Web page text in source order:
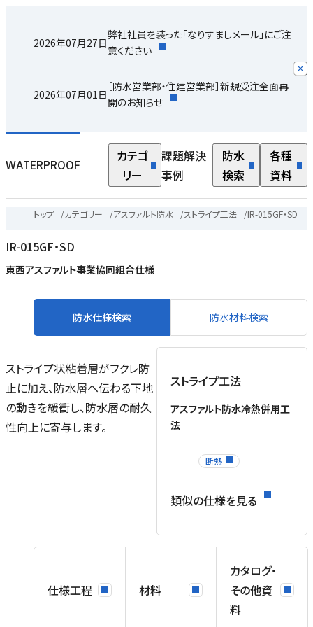
2026年07月27日
弊社社員を装った「なりすましメール」にご注
意ください
2026年07月01日
［防水営業部・住建営業部］新規受注全面再
開のお知らせ
WATERPROOF
カテゴ
リー
課題解決
事例
防水
検索
各種
資料
トップ /カテゴリー /アスファルト防水 /ストライプ工法 /IR-015GF・SD
IR-015GF・SD
東西アスファルト事業協同組合仕様
防水仕様検索 防水材料検索
ストライプ状粘着層がフクレ防
止に加え、防水層へ伝わる下地
の動きを緩衝し、防水層の耐久
性向上に寄与します。
ストライプ工法
アスファルト防水冷熱併用工
法
断熱
類似の仕様を見る
仕様工程 材料
カタログ・
その他資
料